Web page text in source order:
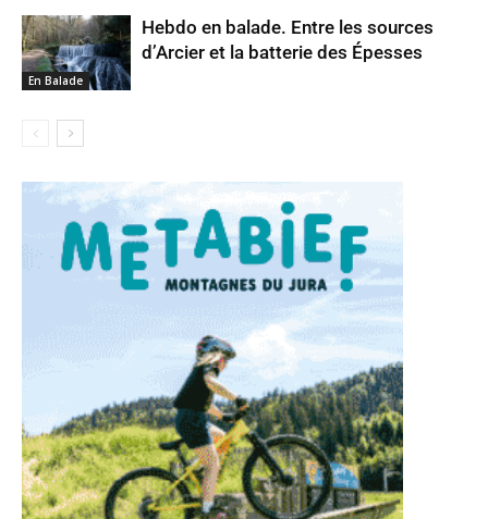
En Balade
Hebdo en balade. Entre les sources
d’Arcier et la batterie des Épesses